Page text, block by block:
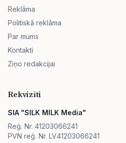
Reklāma
Politiskā reklāma
Par mums
Kontakti
Ziņo redakcijai
Rekvizīti
SIA "SILK MILK Media"
Reģ. Nr. 41203066241
PVN reģ. Nr. LV41203066241